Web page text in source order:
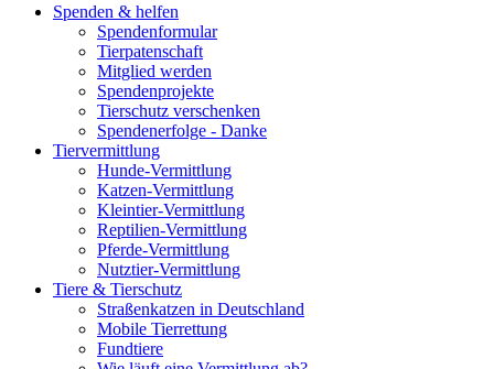
Spenden & helfen
Spendenformular
Tierpatenschaft
Mitglied werden
Spendenprojekte
Tierschutz verschenken
Spendenerfolge - Danke
Tiervermittlung
Hunde-Vermittlung
Katzen-Vermittlung
Kleintier-Vermittlung
Reptilien-Vermittlung
Pferde-Vermittlung
Nutztier-Vermittlung
Tiere & Tierschutz
Straßenkatzen in Deutschland
Mobile Tierrettung
Fundtiere